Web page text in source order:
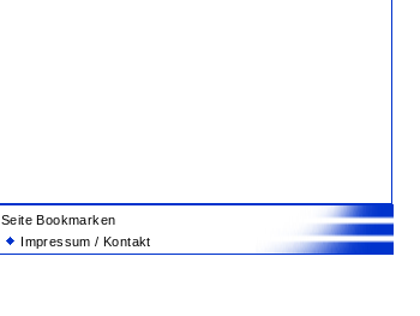
Seite Bookmarken
Impressum / Kontakt